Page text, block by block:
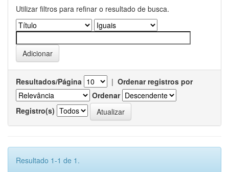
Utilizar filtros para refinar o resultado de busca.
Resultados/Página | Ordenar registros por
Ordenar
Registro(s)
Resultado 1-1 de 1.